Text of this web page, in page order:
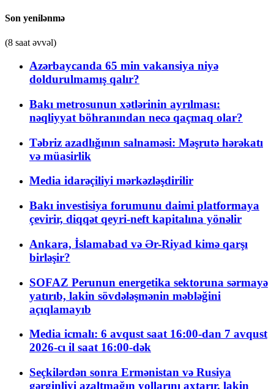
Son yenilənmə
(8 saat əvvəl)
Azərbaycanda 65 min vakansiya niyə
doldurulmamış qalır?
Bakı metrosunun xətlərinin ayrılması:
nəqliyyat böhranından necə qaçmaq olar?
Təbriz azadlığının salnaməsi: Məşrutə hərəkatı
və müasirlik
Media idarəçiliyi mərkəzləşdirilir
Bakı investisiya forumunu daimi platformaya
çevirir, diqqət qeyri-neft kapitalına yönəlir
Ankara, İslamabad və Ər-Riyad kimə qarşı
birləşir?
SOFAZ Perunun energetika sektoruna sərmayə
yatırıb, lakin sövdələşmənin məbləğini
açıqlamayıb
Media icmalı: 6 avqust saat 16:00-dan 7 avqust
2026-cı il saat 16:00-dək
Seçkilərdən sonra Ermənistan və Rusiya
gərginliyi azaltmağın yollarını axtarır, lakin